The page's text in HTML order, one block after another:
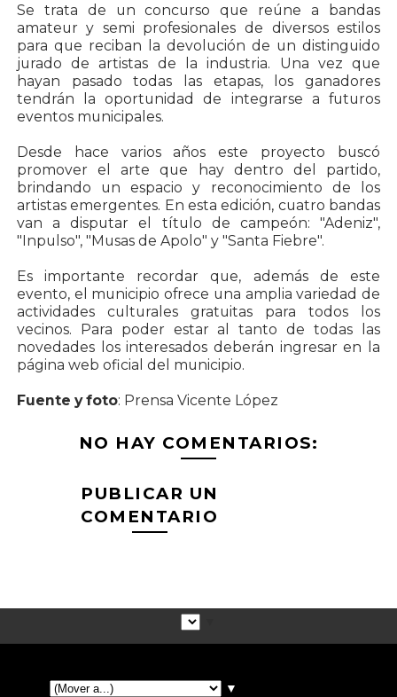
Se trata de un concurso que reúne a bandas
amateur y semi profesionales de diversos estilos
para que reciban la devolución de un distinguido
jurado de artistas de la industria. Una vez que
hayan pasado todas las etapas, los ganadores
tendrán la oportunidad de integrarse a futuros
eventos municipales.
Desde hace varios años este proyecto buscó
promover el arte que hay dentro del partido,
brindando un espacio y reconocimiento de los
artistas emergentes. En esta edición, cuatro bandas
van a disputar el título de campeón: "Adeniz",
"Inpulso", "Musas de Apolo" y "Santa Fiebre".
Es importante recordar que, además de este
evento, el municipio ofrece una amplia variedad de
actividades culturales gratuitas para todos los
vecinos. Para poder estar al tanto de todas las
novedades los interesados deberán ingresar en la
página web oficial del municipio.
Fuente y foto: Prensa Vicente López
NO HAY COMENTARIOS:
PUBLICAR UN
COMENTARIO
▼